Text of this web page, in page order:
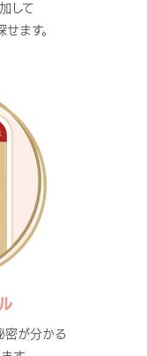
して
ます。
密が分かる